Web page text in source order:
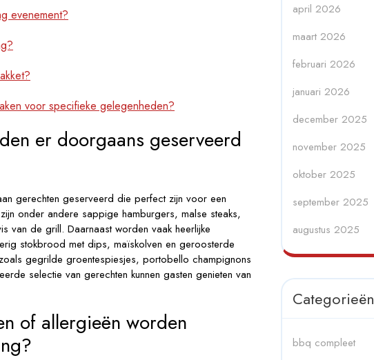
evenement?
voor specifieke gelegenheden?
er doorgaans geserveerd
gerechten geserveerd die perfect zijn voor een
onder andere sappige hamburgers, malse steaks,
van de grill. Daarnaast worden vaak heerlijke
stokbrood met dips, maïskolven en geroosterde
gegrilde groentespiesjes, portobello champignons
selectie van gerechten kunnen gasten genieten van
of allergieën worden
april 2026
maart 2026
februari 2026
januari 2026
december 2025
november 2025
oktober 2025
september 2025
augustus 2025
Categorieën
bbq compleet